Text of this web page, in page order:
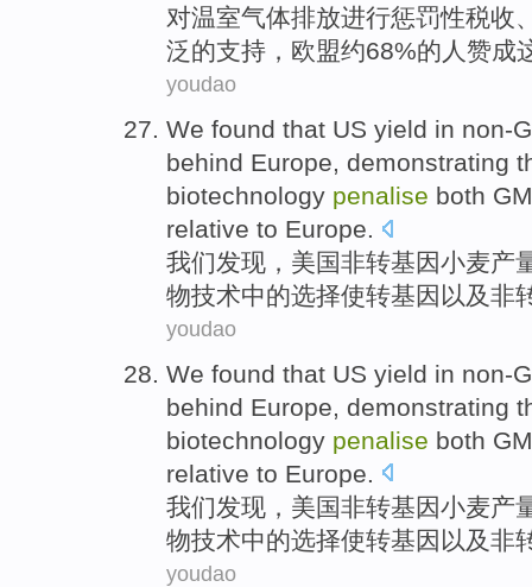
对温室气体排放进行惩罚性税收
泛的支持 ， 欧盟约68%的 人 赞成
youdao
We found that US yield in non-
behind Europe, demonstrating
biotechnology penalise both
relative to Europe.
我们发现 ， 美国非转基因小麦产
物技术中的选择使转基因 以及非
youdao
We found that US yield in non-
behind Europe demonstrating
biotechnology penalise both
relative to Europe.
我们发现 ， 美国非转基因小麦产
物技术中的选择使转基因以及非
youdao